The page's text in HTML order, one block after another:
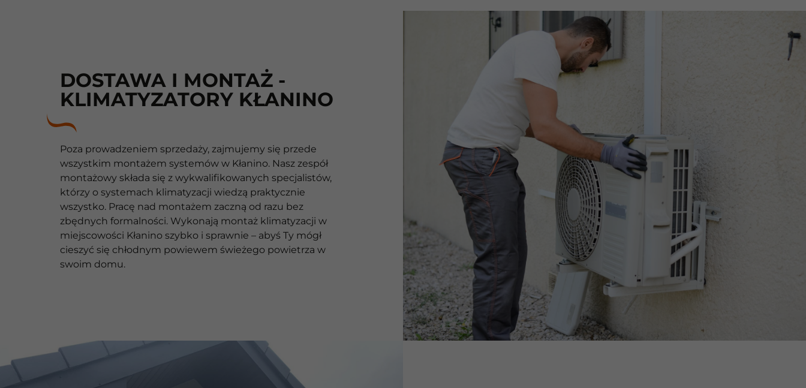
DOSTAWA I MONTAŻ -
KLIMATYZATORY KŁANINO
Poza prowadzeniem sprzedaży, zajmujemy się przede
wszystkim montażem systemów w Kłanino. Nasz zespół
montażowy składa się z wykwalifikowanych specjalistów,
którzy o systemach klimatyzacji wiedzą praktycznie
wszystko. Pracę nad montażem zaczną od razu bez
zbędnych formalności. Wykonają montaż klimatyzacji w
miejscowości Kłanino szybko i sprawnie – abyś Ty mógł
cieszyć się chłodnym powiewem świeżego powietrza w
swoim domu.